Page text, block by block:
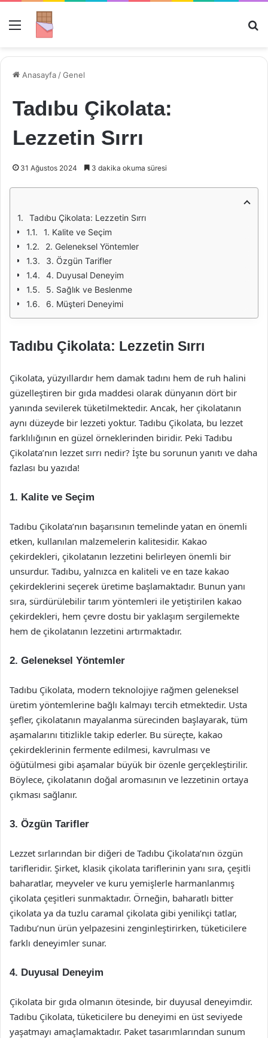
Menü
Anasayfa /Genel
Tadıbu Çikolata:
Lezzetin Sırrı
31 Ağustos 2024 3 dakika okuma süresi
Tadıbu Çikolata: Lezzetin Sırrı
1. Kalite ve Seçim
2. Geleneksel Yöntemler
3. Özgün Tarifler
4. Duyusal Deneyim
5. Sağlık ve Beslenme
6. Müşteri Deneyimi
Tadıbu Çikolata: Lezzetin Sırrı
Çikolata, yüzyıllardır hem damak tadını hem de ruh halini
güzelleştiren bir gıda maddesi olarak dünyanın dört bir
yanında sevilerek tüketilmektedir. Ancak, her çikolatanın
aynı düzeyde bir lezzeti yoktur. Tadıbu Çikolata, bu lezzet
farklılığının en güzel örneklerinden biridir. Peki Tadıbu
Çikolata’nın lezzet sırrı nedir? İşte bu sorunun yanıtı ve daha
fazlası bu yazıda!
1. Kalite ve Seçim
Tadıbu Çikolata’nın başarısının temelinde yatan en önemli
etken, kullanılan malzemelerin kalitesidir. Kakao
çekirdekleri, çikolatanın lezzetini belirleyen önemli bir
unsurdur. Tadıbu, yalnızca en kaliteli ve en taze kakao
çekirdeklerini seçerek üretime başlamaktadır. Bunun yanı
sıra, sürdürülebilir tarım yöntemleri ile yetiştirilen kakao
çekirdekleri, hem çevre dostu bir yaklaşım sergilemekte
hem de çikolatanın lezzetini artırmaktadır.
2. Geleneksel Yöntemler
Tadıbu Çikolata, modern teknolojiye rağmen geleneksel
üretim yöntemlerine bağlı kalmayı tercih etmektedir. Usta
şefler, çikolatanın mayalanma sürecinden başlayarak, tüm
aşamalarını titizlikle takip ederler. Bu süreçte, kakao
çekirdeklerinin fermente edilmesi, kavrulması ve
öğütülmesi gibi aşamalar büyük bir özenle gerçekleştirilir.
Böylece, çikolatanın doğal aromasının ve lezzetinin ortaya
çıkması sağlanır.
3. Özgün Tarifler
Lezzet sırlarından bir diğeri de Tadıbu Çikolata’nın özgün
tarifleridir. Şirket, klasik çikolata tariflerinin yanı sıra, çeşitli
baharatlar, meyveler ve kuru yemişlerle harmanlanmış
çikolata çeşitleri sunmaktadır. Örneğin, baharatlı bitter
çikolata ya da tuzlu caramal çikolata gibi yenilikçi tatlar,
Tadıbu’nun ürün yelpazesini zenginleştirirken, tüketicilere
farklı deneyimler sunar.
4. Duyusal Deneyim
Çikolata bir gıda olmanın ötesinde, bir duyusal deneyimdir.
Tadıbu Çikolata, tüketicilere bu deneyimi en üst seviyede
yaşatmayı amaçlamaktadır. Paket tasarımlarından sunum